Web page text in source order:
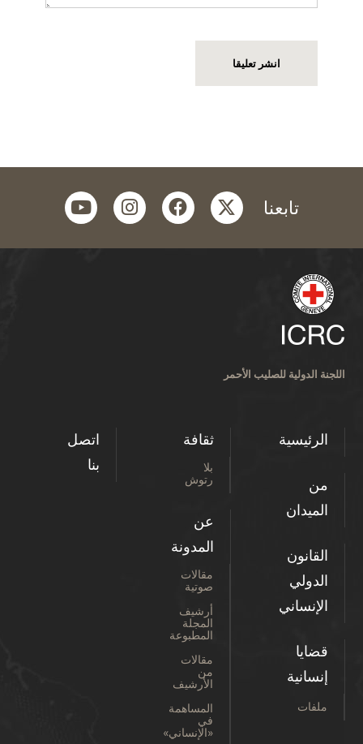
تابعنا twitter
facebook
instagram
youtube
اللجنة الدولية للصليب الأحمر
الرئيسية
من
الميدان
القانون
الدولي
الإنساني
قضايا
إنسانية
ملفات
ثقافة
بلا
رتوش
عن
المدونة
مقالات
صوتية
أرشيف
المجلة
المطبوعة
مقالات
من
الأرشيف
المساهمة
في
«الإنساني»
اتصل
بنا